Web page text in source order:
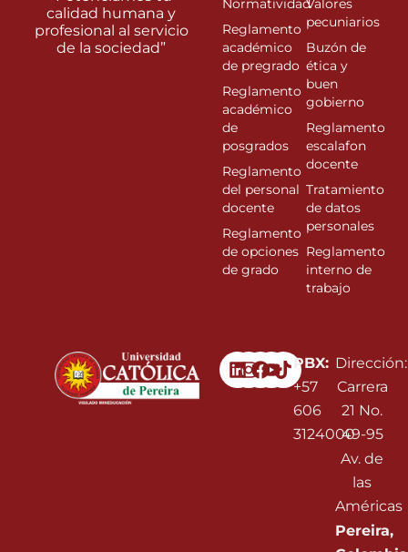
Linkedin
Instagram
Facebook
Youtube
PBX:
+57
606
3124000
Dirección:
Carrera
21 No.
49-95
Av. de
las
Américas
Pereira,
calidad humana y
profesional al servicio
de la sociedad”
Normatividad
Reglamento
académico
de pregrado
Reglamento
académico
de
posgrados
Reglamento
del personal
docente
Reglamento
de opciones
de grado
Valores
pecuniarios
Buzón de
ética y
buen
gobierno
Reglamento
escalafon
docente
Tratamiento
de datos
personales
Reglamento
interno de
trabajo